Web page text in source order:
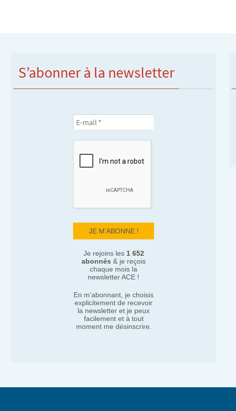
S’abonner à la newsletter
Je rejoins les 1 652
abonnés & je reçois
chaque mois la
newsletter ACE !
En m’abonnant, je choisis
explicitement de recevoir
la newsletter et je peux
facilement et à tout
moment me désinscrire.